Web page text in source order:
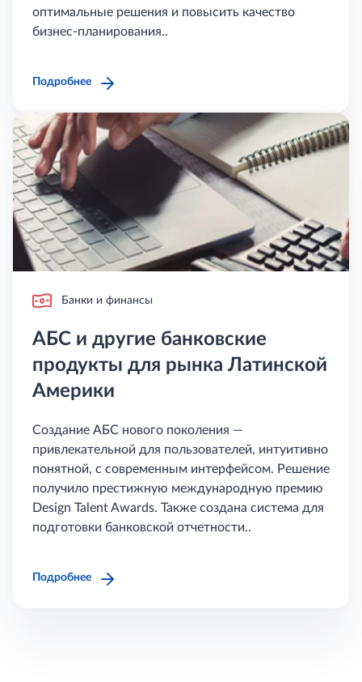
оптимальные решения и повысить качество
бизнес-планирования..
Подробнее
Банки и финансы
АБС и другие банковские
продукты для рынка Латинской
Америки
Создание АБС нового поколения —
привлекательной для пользователей, интуитивно
понятной, с современным интерфейсом. Решение
получило престижную международную премию
Design Talent Awards. Также создана система для
подготовки банковской отчетности..
Подробнее